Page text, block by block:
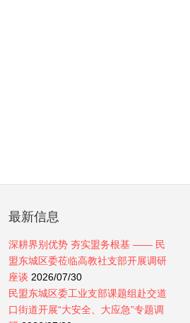
最新信息
深耕界别优势 夯实盟务根基 —— 民
盟东城区委莅临高教社支部开展调研
座谈 2026/07/30
民盟东城区委工业支部课题组赴交道
口街道开展“大安全、大应急”专题调